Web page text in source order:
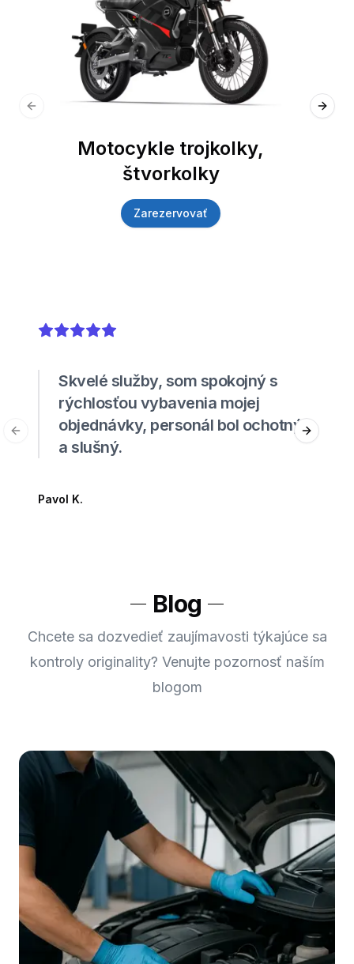
Motocykle trojkolky,
štvorkolky
Zarezervovať
Previous slide Next
5out of 5 stars
Skvelé služby, som spokojný s
rýchlosťou vybavenia mojej
objednávky, personál bol ochotný
a slušný.
Pavol K.
Previous slide Next
Blog
Chcete sa dozvedieť zaujímavosti týkajúce sa
kontroly originality? Venujte pozornosť naším
blogom